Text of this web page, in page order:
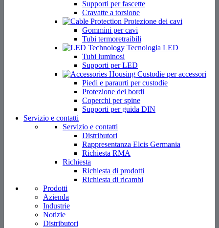
Supporti per fascette
Cravatte a torsione
Protezione dei cavi
Gommini per cavi
Tubi termoretraibili
Tecnologia LED
Tubi luminosi
Supporti per LED
Custodie per accessori
Piedi e paraurti per custodie
Protezione dei bordi
Coperchi per spine
Supporti per guida DIN
Servizio e contatti
Servizio e contatti
Distributori
Rappresentanza Elcis Germania
Richiesta RMA
Richiesta
Richiesta di prodotti
Richiesta di ricambi
Prodotti
Azienda
Industrie
Notizie
Distributori